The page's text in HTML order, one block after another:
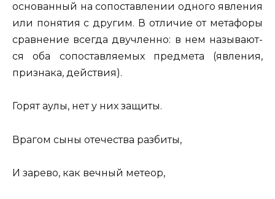
ос­но­ван­ный на со­по­став­ле­нии од­но­го яв­ле­ния
или по­ня­тия с дру­гим. В от­ли­чие от ме­та­фо­ры
срав­не­ние все­гда дву­член­но: в нем на­зы­ва­ют­
ся оба со­по­став­ля­е­мых пред­ме­та (яв­ле­ния,
при­зна­ка, дей­ствия).
Горят аулы, нет у них за­щи­ты.
Вра­гом сыны оте­че­ства раз­би­ты,
И за­ре­во, как веч­ный ме­теор,